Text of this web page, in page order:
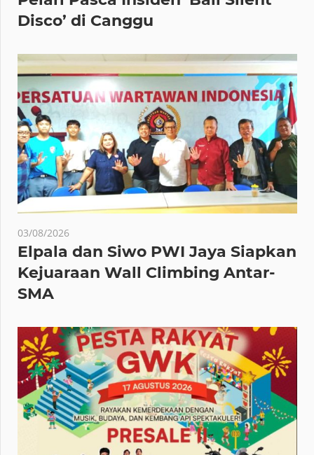
Disco’ di Canggu
03/08/2026
Elpala dan Siwo PWI Jaya Siapkan
Kejuaraan Wall Climbing Antar-
SMA